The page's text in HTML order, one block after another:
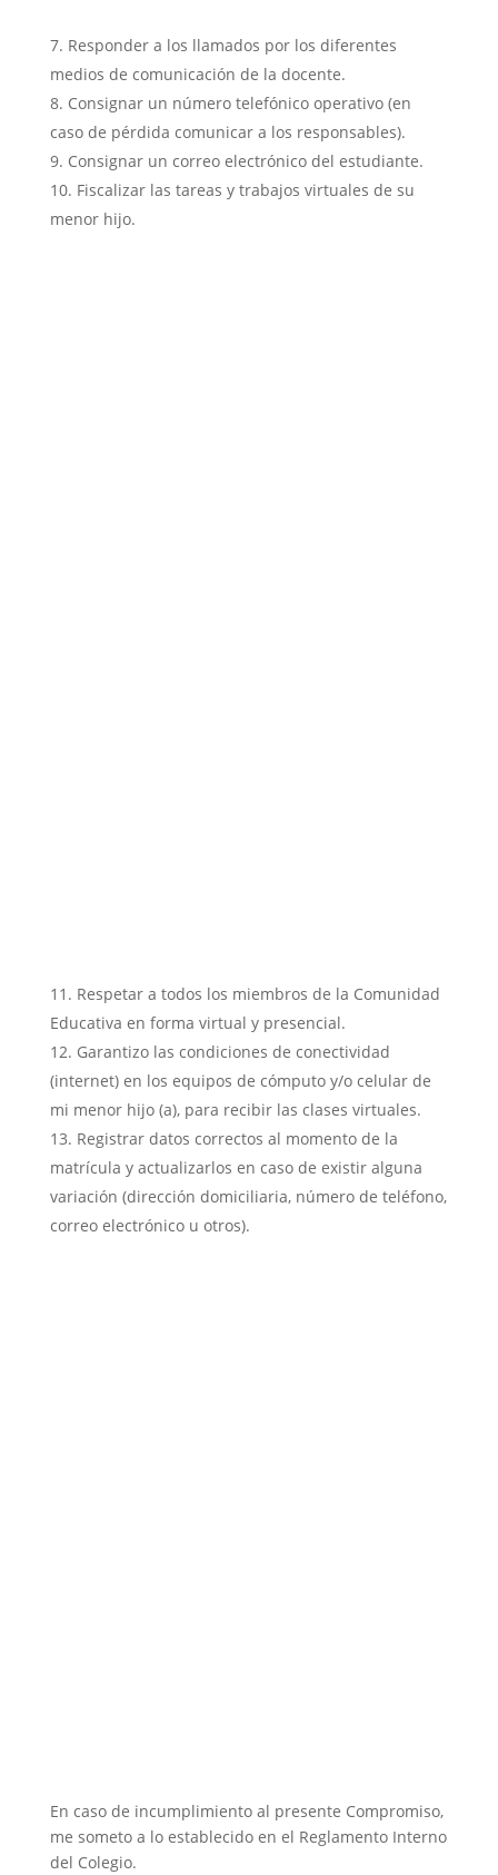
Responder a los llamados por los diferentes
medios de comunicación de la docente.
Consignar un número telefónico operativo (en
caso de pérdida comunicar a los responsables).
Consignar un correo electrónico del estudiante.
Fiscalizar las tareas y trabajos virtuales de su
menor hijo.
Respetar a todos los miembros de la Comunidad
Educativa en forma virtual y presencial.
Garantizo las condiciones de conectividad
(internet) en los equipos de cómputo y/o celular de
mi menor hijo (a), para recibir las clases virtuales.
Registrar datos correctos al momento de la
matrícula y actualizarlos en caso de existir alguna
variación (dirección domiciliaria, número de teléfono,
correo electrónico u otros).
En caso de incumplimiento al presente Compromiso,
me someto a lo establecido en el Reglamento Interno
del Colegio.